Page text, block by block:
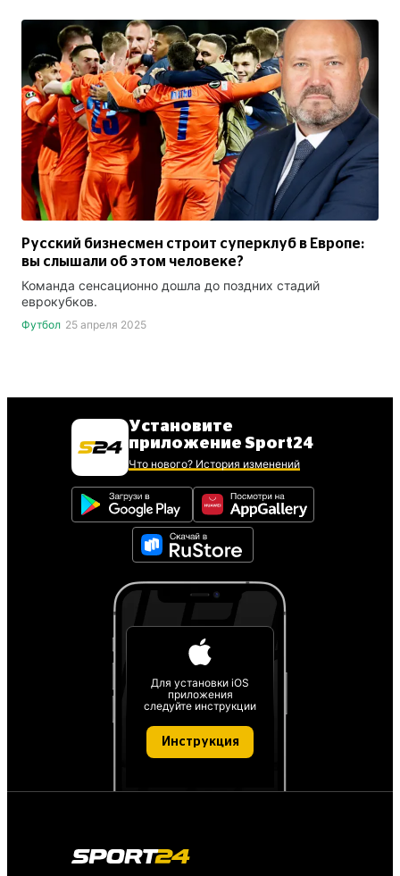
Русский бизнесмен строит суперклуб в Европе:
вы слышали об этом человеке?
Команда сенсационно дошла до поздних стадий
еврокубков.
Футбол 25 апреля 2025
Установите
приложение Sport24
Что нового? История изменений
Для установки iOS
приложения
следуйте инструкции
Инструкция